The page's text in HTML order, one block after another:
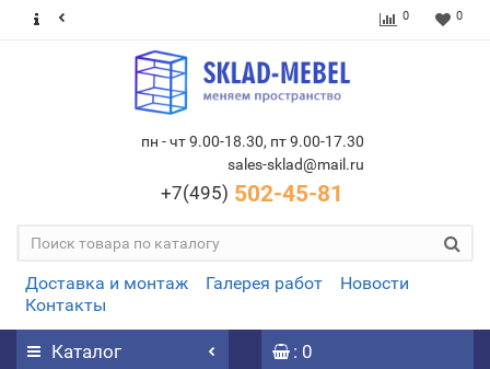
0 0
пн - чт 9.00-18.30, пт 9.00-17.30
sales-sklad@mail.ru
+7(495) 502-45-81
Доставка и монтаж Галерея работ
Новости
Контакты
Каталог : 0